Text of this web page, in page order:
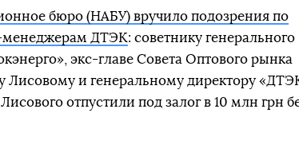
бюро (НАБУ) вручило подозрения по
менеджерам ДТЭК: советнику генерального
экс-главе Совета Оптового рынка
Лисовому и генеральному директору
отпустили под залог в 10 млн грн